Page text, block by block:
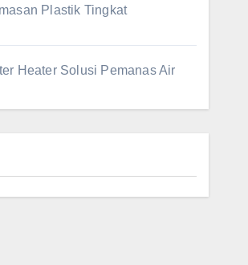
Plastik Tingkat
Heater Solusi Pemanas Air